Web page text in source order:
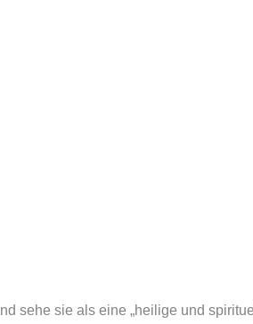
sehe sie als eine „heilige und